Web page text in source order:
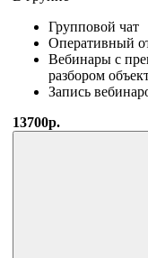
Групповой чат
Оперативный
Вебинары с
разбором
Запись
13700р.